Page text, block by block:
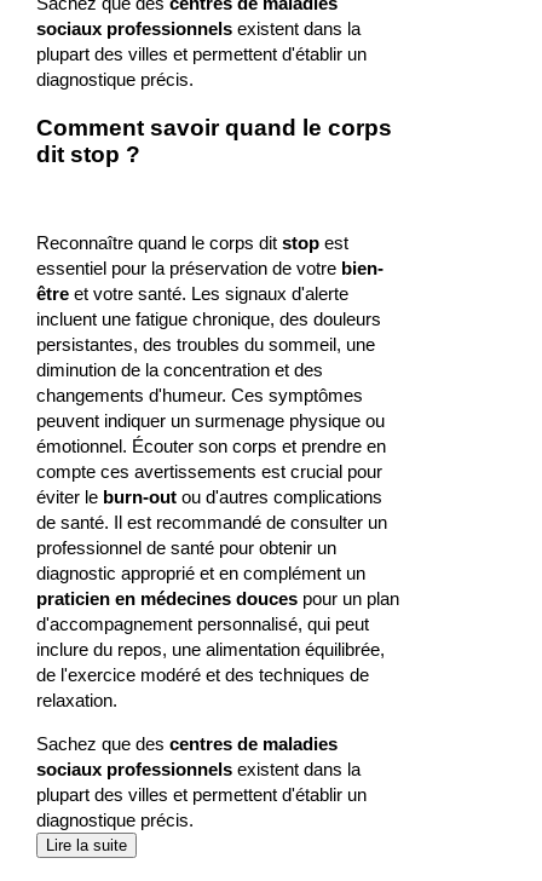
sociaux professionnelsexistent dans la
plupart des villes et permettent d'établir un
diagnostique précis.
Comment savoir quand le corps
dit stop ?
Reconnaître quand le corps dit stopest
essentiel pour la préservation de votre bien-
êtreet votre santé. Les signaux d'alerte
incluent une fatigue chronique, des douleurs
persistantes, des troubles du sommeil, une
diminution de la concentration et des
changements d'humeur. Ces symptômes
peuvent indiquer un surmenage physique ou
émotionnel. Écouter son corps et prendre en
compte ces avertissements est crucial pour
éviter le burn-outou d'autres complications
de santé. Il est recommandé de consulter un
professionnel de santé pour obtenir un
diagnostic approprié et en complément un
praticien en médecines doucespour un plan
d'accompagnement personnalisé, qui peut
inclure du repos, une alimentation équilibrée,
de l'exercice modéré et des techniques de
relaxation.
Sachez que des centres de maladies
sociaux professionnelsexistent dans la
plupart des villes et permettent d'établir un
diagnostique précis.
Lire la suite